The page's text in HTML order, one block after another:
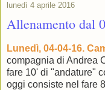
lunedì 4 aprile 2016
Allenamento dal
Lunedì, 04-04-16.
compagnia di Andrea
fare 10' di "andature"
oggi consiste nel fare